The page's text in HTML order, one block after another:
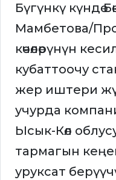
Бүгүнкү күндө
Мамбетова/
көчөлөрүнүн
кубаттоочу
жер иштери
учурда
Ысык-Көл
тармагын
уруксат